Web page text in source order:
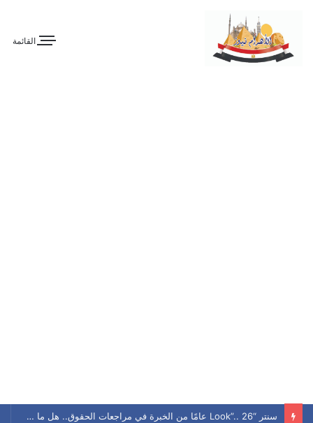
القائمة
سنتر “Look”.. 26 عامًا من الخبرة في مراجعات الحقوق.. هل ما زال يحافظ على مكانته بين الطلاب؟